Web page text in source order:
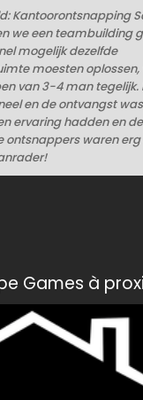
Kantoorontsnapping
we een teambuilding
mogelijk dezelfde
moesten oplossen,
van 3-4 man tegelijk.
en de ontvangst
ervaring hadden en de
ontsnappers waren
Games à